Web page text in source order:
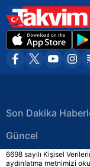
Son Dakika
Güncel
Ekonomi Haberleri
6698 sayılı Kişisel
aydınlatma metnimizi